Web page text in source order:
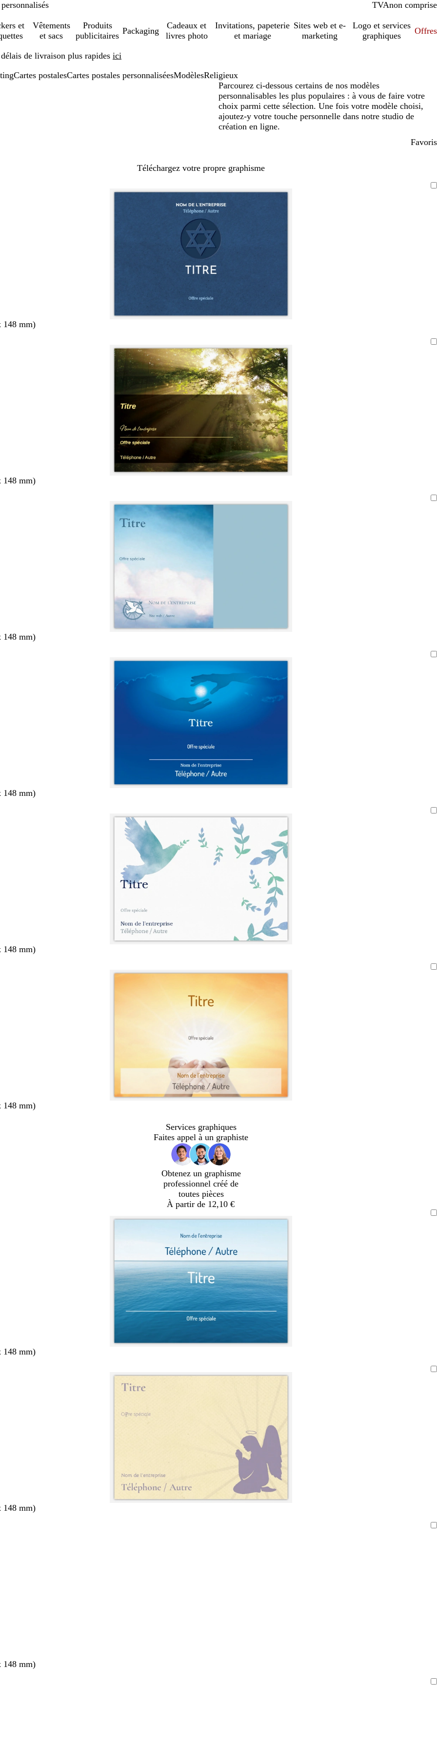
TVAcomprise
non comprise
et
Vêtements
et sacs
Produits
publicitaires
Packaging
Cadeaux et
livres photo
Invitations, papeterie
et mariage
Sites web et e-
marketing
Logo et services
graphiques
Offres
de livraison plus rapides ici
Cartes postalesCartes postales personnaliséesModèlesReligieux
Parcourez ci-dessous certains de nos modèles
personnalisables les plus populaires : à vous de faire votre
choix parmi cette sélection. Une fois votre modèle choisi,
ajoutez-y votre touche personnelle dans notre studio de
création en ligne.
Favoris
Téléchargez votre propre graphisme
148 mm)
148 mm)
148 mm)
148 mm)
148 mm)
148 mm)
Services graphiques
Faites appel à un graphiste
Obtenez un graphisme
professionnel créé de
toutes pièces
À partir de 12,10 €
148 mm)
148 mm)
148 mm)